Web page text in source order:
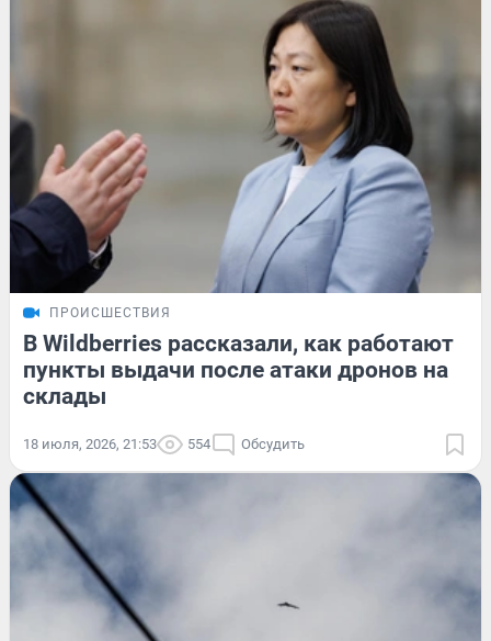
ПРОИСШЕСТВИЯ
В Wildberries рассказали, как работают
пункты выдачи после атаки дронов на
склады
18 июля, 2026, 21:53 554 Обсудить